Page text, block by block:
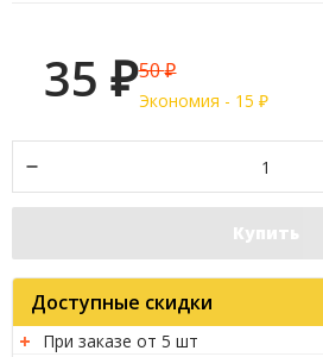
35 ₽50₽
Экономия - 15 ₽
Купить
Доступные скидки
При заказе от 5 шт